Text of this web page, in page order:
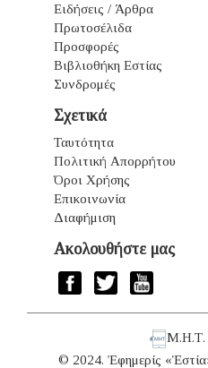
Ειδήσεις / Άρθρα
Πρωτοσέλιδα
Προσφορές
Βιβλιοθήκη Εστίας
Συνδρομές
Σχετικά
Ταυτότητα
Πολιτική Απορρήτου
Όροι Χρήσης
Επικοινωνία
Διαφήμιση
Ακολουθήστε μας
Μ.Η.Τ.
© 2024. Ἐφημερίς